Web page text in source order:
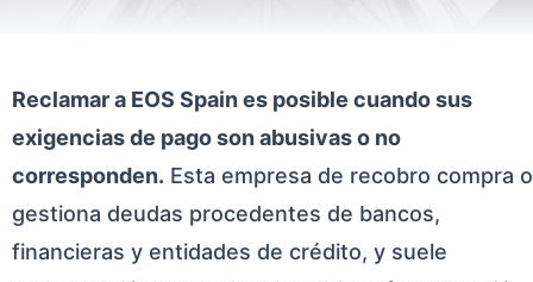
Reclamar a EOS Spain es posible cuando sus
exigencias de pago son abusivas o no
corresponden. Esta empresa de recobro compra o
gestiona deudas procedentes de bancos,
financieras y entidades de crédito, y suele